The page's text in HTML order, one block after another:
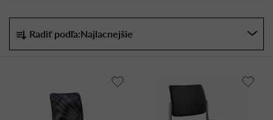
R
d
Radiť podľa:Najlacnejšie